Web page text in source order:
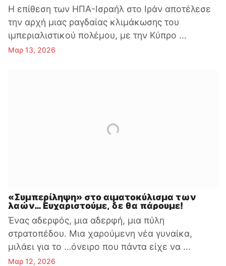
Η επίθεση των ΗΠΑ-Ισραήλ στο Ιράν αποτέλεσε
την αρχή μιας ραγδαίας κλιμάκωσης του
ιμπεριαλιστικού πολέμου, με την Κύπρο ...
Μαρ 13, 2026
«Συμπερίληψη» στο αιματοκύλισμα των
λαών… Ευχαριστούμε, δε θα πάρουμε!
Ένας αδερφός, μια αδερφή, μια πύλη
στρατοπέδου. Μια χαρούμενη νέα γυναίκα,
μιλάει για το …όνειρο που πάντα είχε να ...
Μαρ 12, 2026